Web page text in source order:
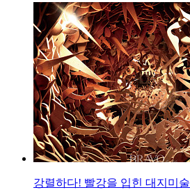
강렬하다! 빨강을 입힌 대지미술